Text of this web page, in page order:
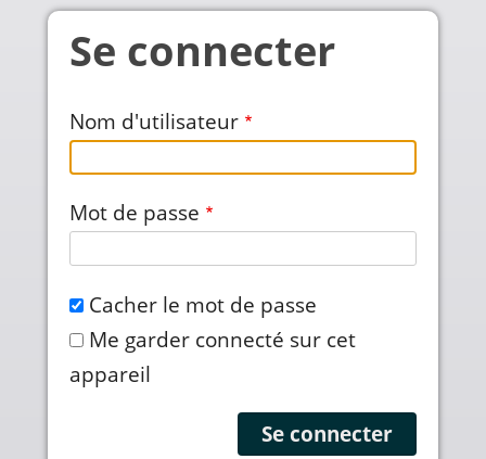
Aller au contenu principal
Se connecter
Nom d'utilisateur
Mot de passe
Cacher le mot de passe
Me garder connecté sur cet
appareil